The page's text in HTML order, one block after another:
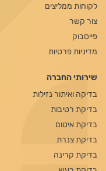
לקוחות ממליצים
צור קשר
פייסבוק
מדיניות פרטיות
שירותי החברה
בדיקה ואיתור נזילות
בדיקת רטיבות
בדיקת איטום
בדיקת צנרת
בדיקת קרינה